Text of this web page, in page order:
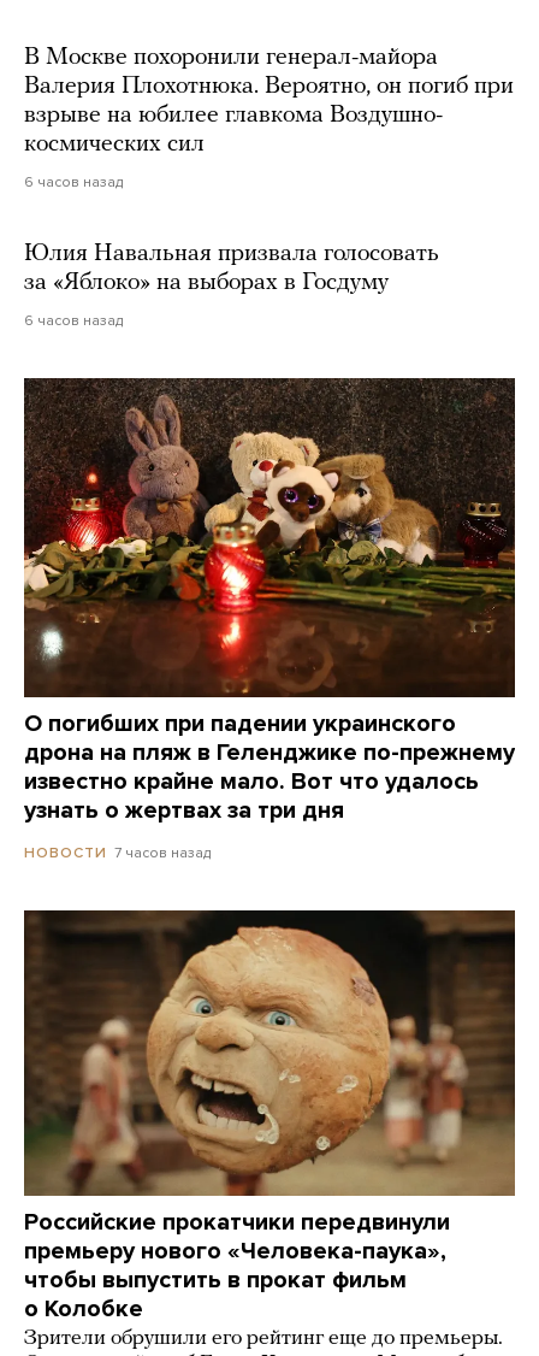
В Москве похоронили генерал-майора
Валерия Плохотнюка. Вероятно, он погиб при
взрыве на юбилее главкома Воздушно-
космических сил
6 часов назад
Юлия Навальная призвала голосовать
за «Яблоко» на выборах в Госдуму
6 часов назад
О погибших при падении украинского
дрона на пляж в Геленджике по-прежнему
известно крайне мало. Вот что удалось
узнать о жертвах за три дня
НОВОСТИ 7 часов назад
Российские прокатчики передвинули
премьеру нового «Человека-паука»,
чтобы выпустить в прокат фильм
о Колобке
Зрители обрушили его рейтинг еще до премьеры.